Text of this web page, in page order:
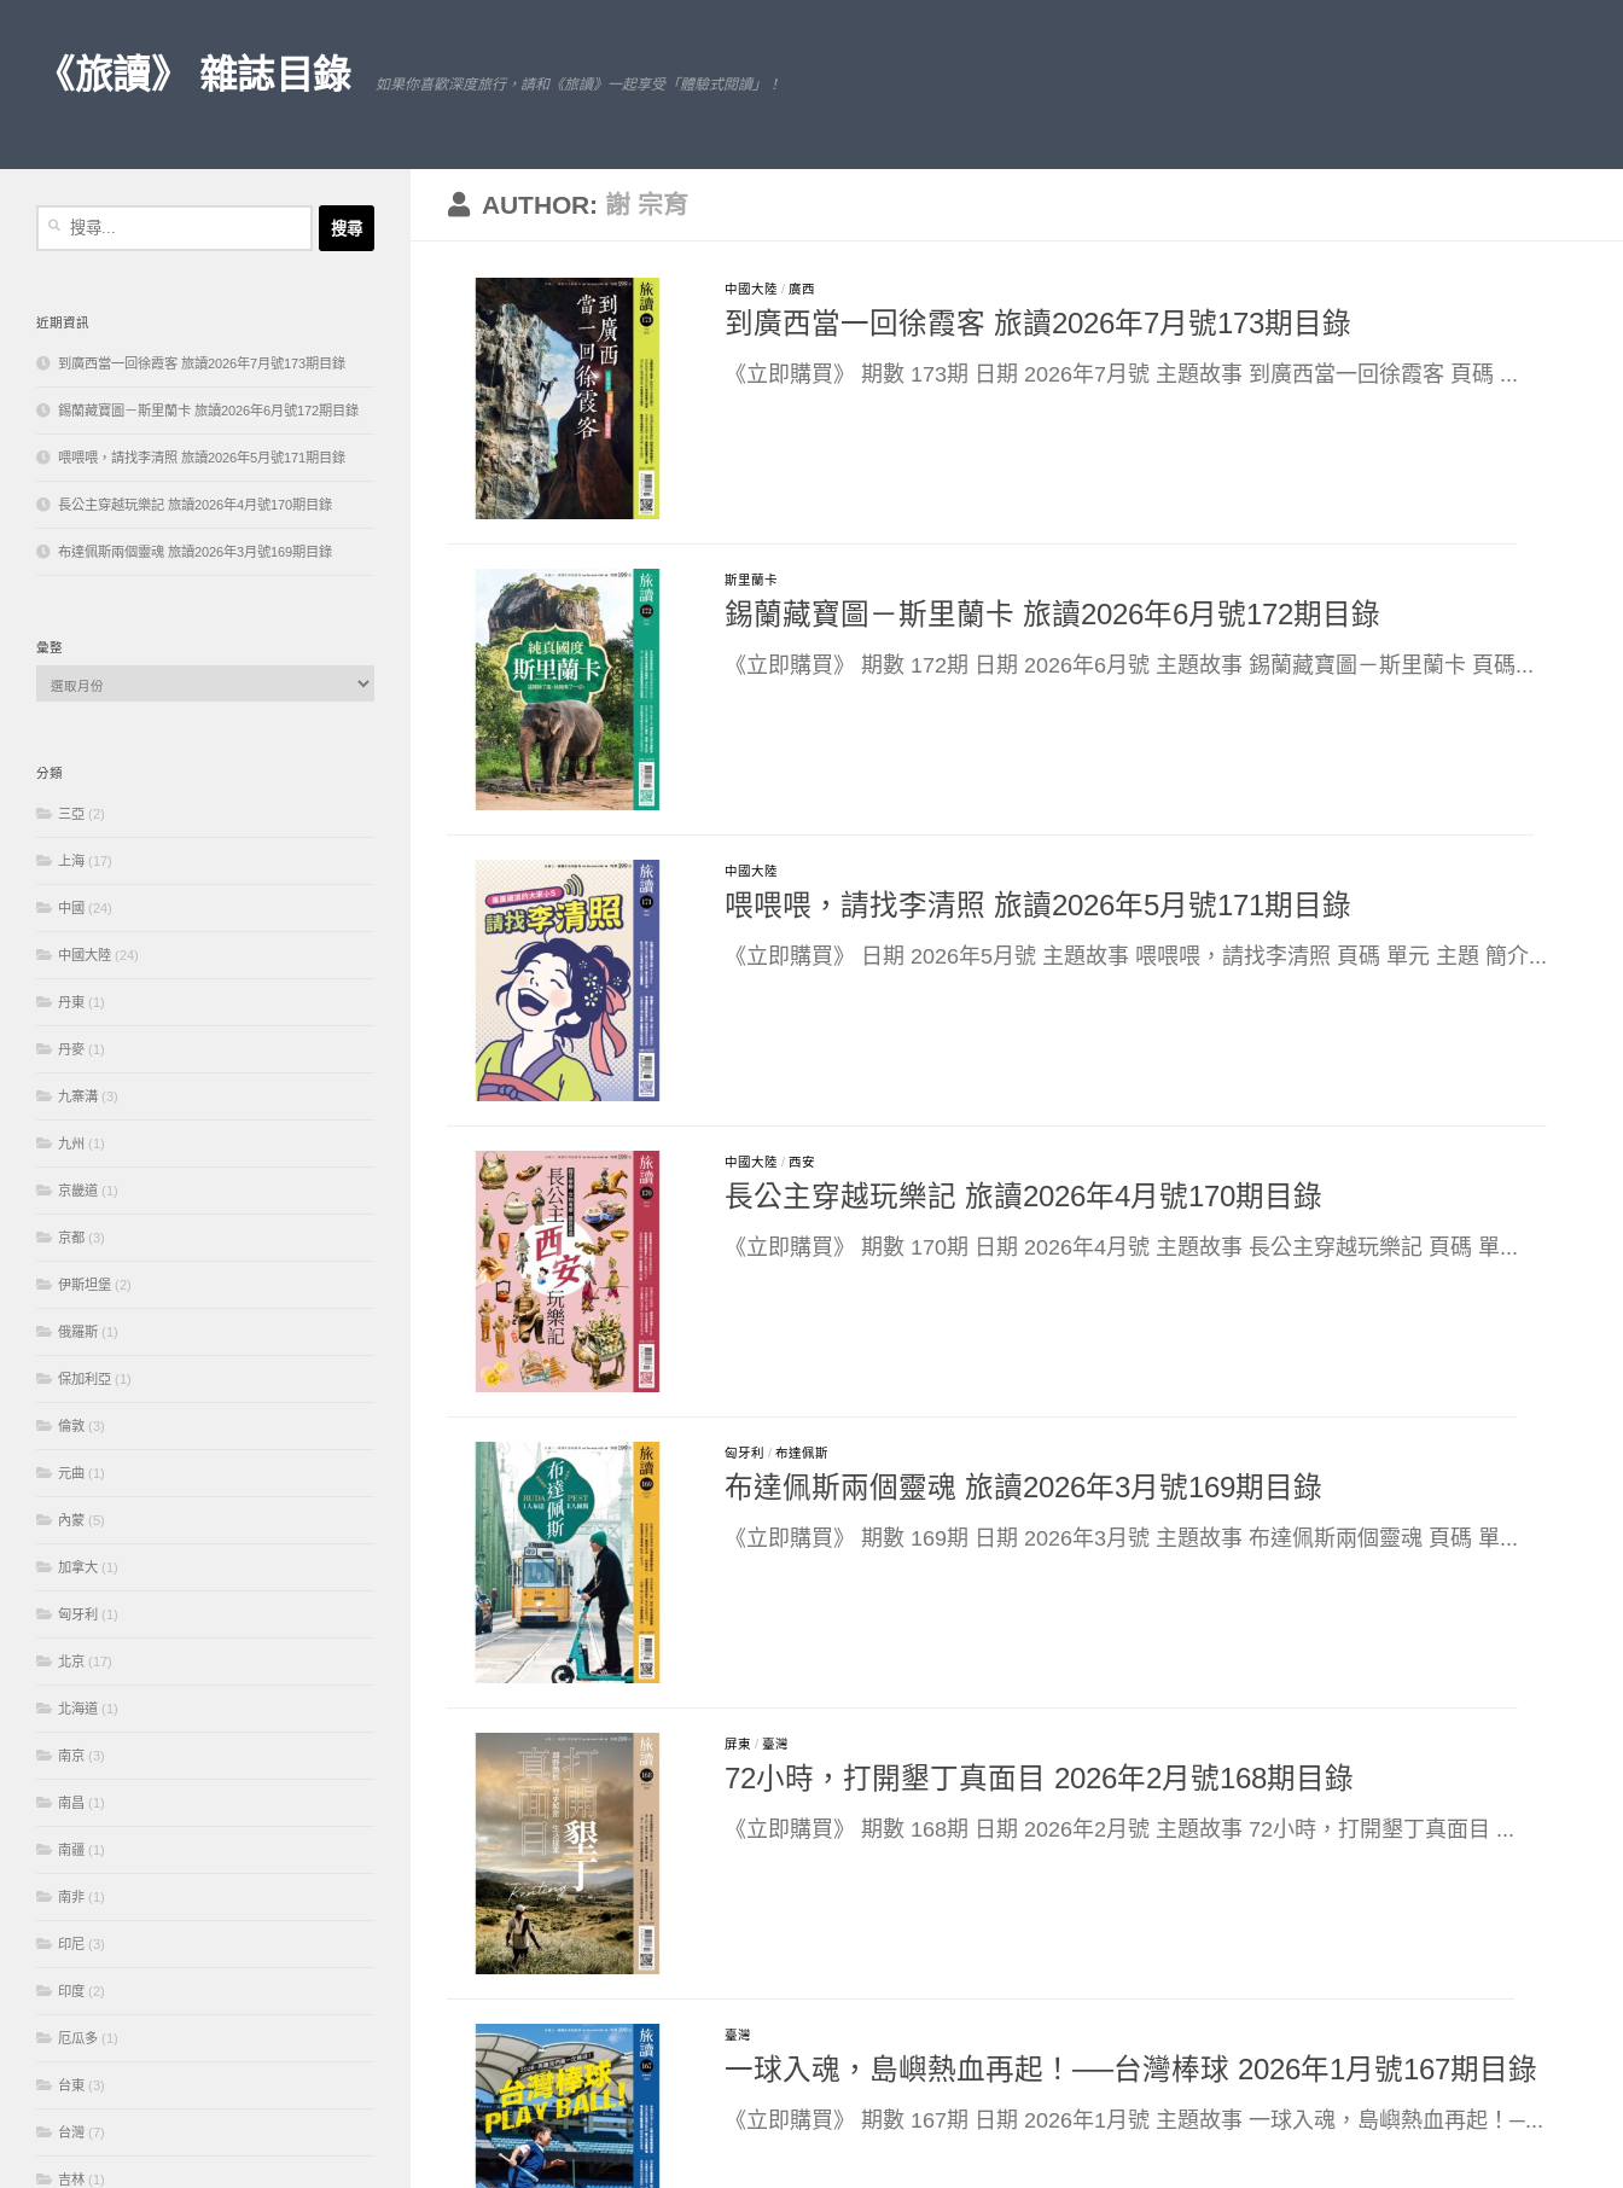
《旅讀》 雜誌目錄 如果你喜歡深度旅行，請和《旅讀》一起享受「體驗式閱讀」！
AUTHOR: 謝 宗育
中國大陸 / 廣西
到廣西當一回徐霞客 旅讀2026年7月號173期目錄
《立即購買》 期數 173期 日期 2026年7月號 主題故事 到廣西當一回徐霞客 頁碼 ...
斯里蘭卡
錫蘭藏寶圖－斯里蘭卡 旅讀2026年6月號172期目錄
《立即購買》 期數 172期 日期 2026年6月號 主題故事 錫蘭藏寶圖－斯里蘭卡 頁碼...
中國大陸
喂喂喂，請找李清照 旅讀2026年5月號171期目錄
《立即購買》 日期 2026年5月號 主題故事 喂喂喂，請找李清照 頁碼 單元 主題 簡介...
中國大陸 / 西安
長公主穿越玩樂記 旅讀2026年4月號170期目錄
《立即購買》 期數 170期 日期 2026年4月號 主題故事 長公主穿越玩樂記 頁碼 單...
匈牙利 / 布達佩斯
布達佩斯兩個靈魂 旅讀2026年3月號169期目錄
《立即購買》 期數 169期 日期 2026年3月號 主題故事 布達佩斯兩個靈魂 頁碼 單...
屏東 / 臺灣
72小時，打開墾丁真面目 2026年2月號168期目錄
《立即購買》 期數 168期 日期 2026年2月號 主題故事 72小時，打開墾丁真面目 ...
臺灣
一球入魂，島嶼熱血再起！──台灣棒球 2026年1月號167期目錄
《立即購買》 期數 167期 日期 2026年1月號 主題故事 一球入魂，島嶼熱血再起！─...
近期資訊
到廣西當一回徐霞客 旅讀2026年7月號173期目錄
錫蘭藏寶圖－斯里蘭卡 旅讀2026年6月號172期目錄
喂喂喂，請找李清照 旅讀2026年5月號171期目錄
長公主穿越玩樂記 旅讀2026年4月號170期目錄
布達佩斯兩個靈魂 旅讀2026年3月號169期目錄
彙整
分類
三亞 (2)
上海 (17)
中國 (24)
中國大陸 (24)
丹東 (1)
丹麥 (1)
九寨溝 (3)
九州 (1)
京畿道 (1)
京都 (3)
伊斯坦堡 (2)
俄羅斯 (1)
保加利亞 (1)
倫敦 (3)
元曲 (1)
內蒙 (5)
加拿大 (1)
匈牙利 (1)
北京 (17)
北海道 (1)
南京 (3)
南昌 (1)
南疆 (1)
南非 (1)
印尼 (3)
印度 (2)
厄瓜多 (1)
台東 (3)
台灣 (7)
吉林 (1)